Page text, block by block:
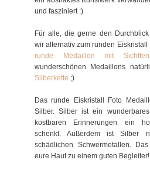
und fasziniert :)
Für alle, die gerne den
wir alternativ zum runden
runde Medaillon mit
wunderschönen Medaillons
Silberkette ;)
Das runde Eiskristall Foto
Silber. Silber ist ein
kostbaren Erinnerungen ein
schenkt. Außerdem ist Silber
schädlichen Schwermetallen.
eure Haut zu einem guten Begleiter!